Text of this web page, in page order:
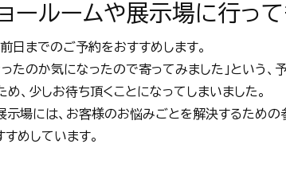
ールームや展示場に行っ
日までのご予約をおすすめします。
たのか気になったので寄ってみました」という、
、少しお待ち頂くことになってしまいました。
示場には、お客様のお悩みごとを解決するための
めしています。